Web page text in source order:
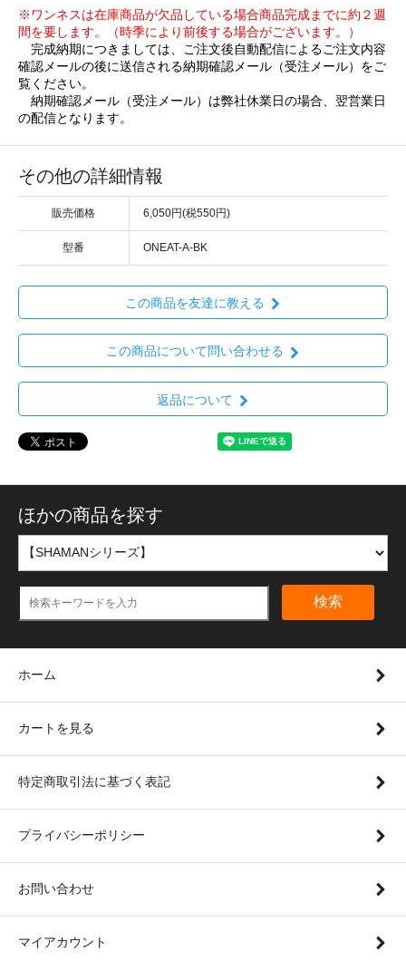
※ワンネスは在庫商品が欠品している場合商品完成までに約２週
間を要します。（時季により前後する場合がございます。）
完成納期につきましては、ご注文後自動配信によるご注文内容
確認メールの後に送信される納期確認メール（受注メール）をご
覧ください。
納期確認メール（受注メール）は弊社休業日の場合、翌営業日
の配信となります。
その他の詳細情報
販売価格 6,050円(税550円)
型番 ONEAT-A-BK
この商品を友達に教える
この商品について問い合わせる
返品について
ほかの商品を探す
検索
ホーム
カートを見る
特定商取引法に基づく表記
プライバシーポリシー
お問い合わせ
マイアカウント